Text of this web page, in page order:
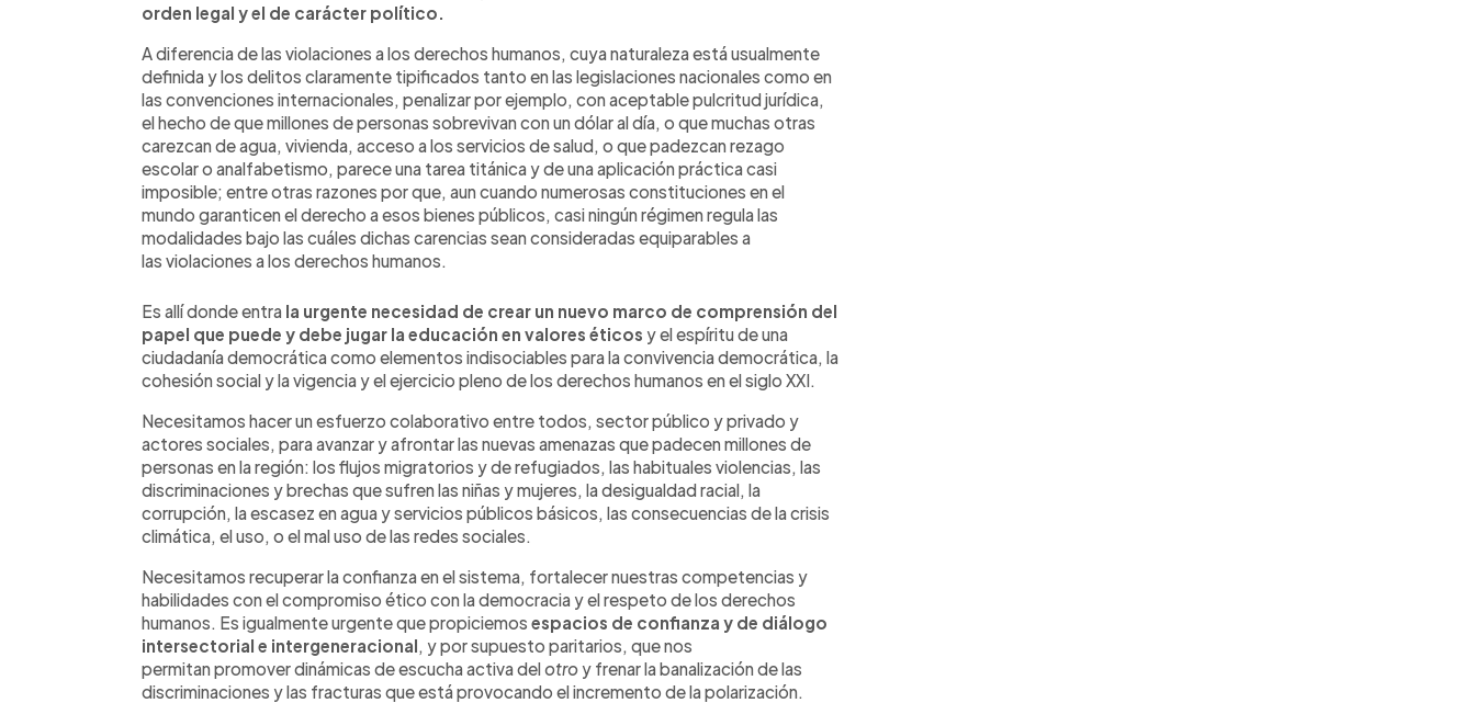
orden legal y el de carácter político.
A diferencia de las violaciones a los derechos humanos, cuya naturaleza está usualmente
definida y los delitos claramente tipificados tanto en las legislaciones nacionales como en
las convenciones internacionales, penalizar por ejemplo, con aceptable pulcritud jurídica,
el hecho de que millones de personas sobrevivan con un dólar al día, o que muchas otras
carezcan de agua, vivienda, acceso a los servicios de salud, o que padezcan rezago
escolar o analfabetismo, parece una tarea titánica y de una aplicación práctica casi
imposible; entre otras razones por que, aun cuando numerosas constituciones en el
mundo garanticen el derecho a esos bienes públicos, casi ningún régimen regula las
modalidades bajo las cuáles dichas carencias sean consideradas equiparables a
las violaciones a los derechos humanos.
Es allí donde entra la urgente necesidad de crear un nuevo marco de comprensión del
papel que puede y debe jugar la educación en valores éticos y el espíritu de una
ciudadanía democrática como elementos indisociables para la convivencia democrática, la
cohesión social y la vigencia y el ejercicio pleno de los derechos humanos en el siglo XXI.
Necesitamos hacer un esfuerzo colaborativo entre todos, sector público y privado y
actores sociales, para avanzar y afrontar las nuevas amenazas que padecen millones de
personas en la región: los flujos migratorios y de refugiados, las habituales violencias, las
discriminaciones y brechas que sufren las niñas y mujeres, la desigualdad racial, la
corrupción, la escasez en agua y servicios públicos básicos, las consecuencias de la crisis
climática, el uso, o el mal uso de las redes sociales.
Necesitamos recuperar la confianza en el sistema, fortalecer nuestras competencias y
habilidades con el compromiso ético con la democracia y el respeto de los derechos
humanos. Es igualmente urgente que propiciemos espacios de confianza y de diálogo
intersectorial e intergeneracional , y por supuesto paritarios, que nos
permitan promover dinámicas de escucha activa delotro y frenar la banalización de las
discriminaciones y las fracturas que está provocando el incremento de la polarización.